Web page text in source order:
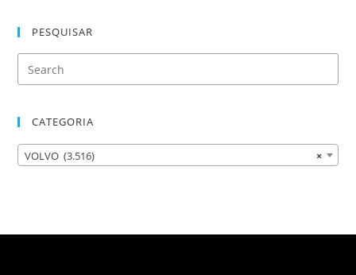
PESQUISAR
CATEGORIA
×
VOLVO (3.516)